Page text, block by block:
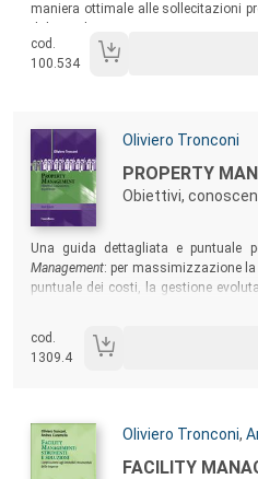
maniera ottimale alle sollecitazioni
cod.
100.534
Autori:
Oliviero Tronconi
Titolo:
PROPERTY
Obiettivi,
Sommario:
Una guida dettagliata e puntuale
Management: per massimizzazione
puntuale dei costi, la gestione
del livello tecnico manutentivo, la
inquadrare le differenti problematiche
reale in cui si è chiamati a operare.
cod.
1309.4
Autori:
Oliviero Tronconi,
Titolo:
FACILITY